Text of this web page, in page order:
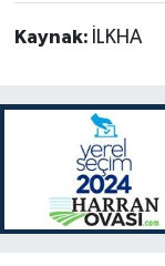
Kaynak: İLKHA